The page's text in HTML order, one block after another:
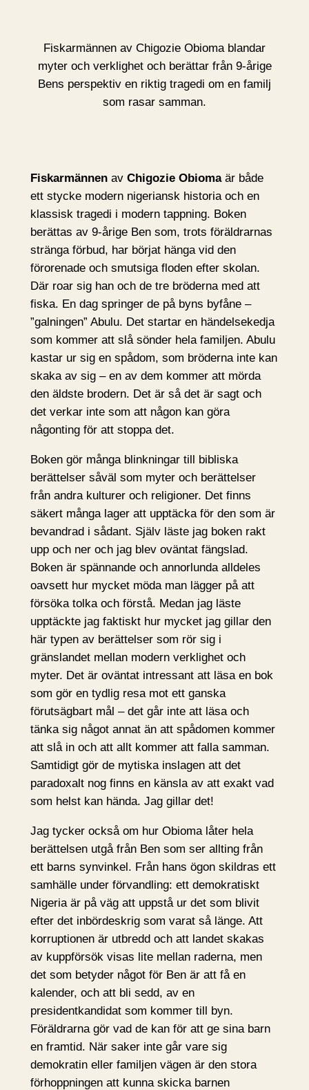
Fiskarmännen av Chigozie Obioma blandar
myter och verklighet och berättar från 9-årige
Bens perspektiv en riktig tragedi om en familj
som rasar samman.
Fiskarmännenav Chigozie Obiomaär både
ett stycke modern nigeriansk historia och en
klassisk tragedi i modern tappning. Boken
berättas av 9-årige Ben som, trots föräldrarnas
stränga förbud, har börjat hänga vid den
förorenade och smutsiga floden efter skolan.
Där roar sig han och de tre bröderna med att
fiska. En dag springer de på byns byfåne –
”galningen” Abulu. Det startar en händelsekedja
som kommer att slå sönder hela familjen. Abulu
kastar ur sig en spådom, som bröderna inte kan
skaka av sig – en av dem kommer att mörda
den äldste brodern. Det är så det är sagt och
det verkar inte som att någon kan göra
någonting för att stoppa det.
Boken gör många blinkningar till bibliska
berättelser såväl som myter och berättelser
från andra kulturer och religioner. Det finns
säkert många lager att upptäcka för den som är
bevandrad i sådant. Själv läste jag boken rakt
upp och ner och jag blev oväntat fängslad.
Boken är spännande och annorlunda alldeles
oavsett hur mycket möda man lägger på att
försöka tolka och förstå. Medan jag läste
upptäckte jag faktiskt hur mycket jag gillar den
här typen av berättelser som rör sig i
gränslandet mellan modern verklighet och
myter. Det är oväntat intressant att läsa en bok
som gör en tydlig resa mot ett ganska
förutsägbart mål – det går inte att läsa och
tänka sig något annat än att spådomen kommer
att slå in och att allt kommer att falla samman.
Samtidigt gör de mytiska inslagen att det
paradoxalt nog finns en känsla av att exakt vad
som helst kan hända. Jag gillar det!
Jag tycker också om hur Obioma låter hela
berättelsen utgå från Ben som ser allting från
ett barns synvinkel. Från hans ögon skildras ett
samhälle under förvandling: ett demokratiskt
Nigeria är på väg att uppstå ur det som blivit
efter det inbördeskrig som varat så länge. Att
korruptionen är utbredd och att landet skakas
av kuppförsök visas lite mellan raderna, men
det som betyder något för Ben är att få en
kalender, och att bli sedd, av en
presidentkandidat som kommer till byn.
Föräldrarna gör vad de kan för att ge sina barn
en framtid. När saker inte går vare sig
demokratin eller familjen vägen är den stora
förhoppningen att kunna skicka barnen